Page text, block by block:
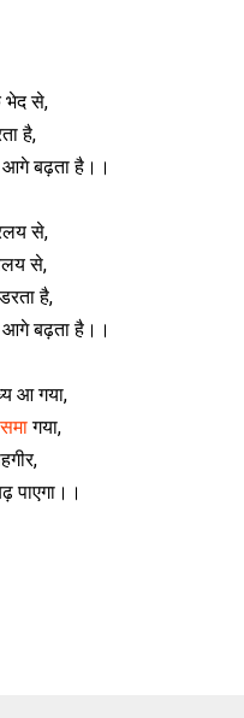
भेद से,
है,
आगे बढ़ता है।।
से,
से,
है,
आगे बढ़ता है।।
आ गया,
समागया,
पाएगा।।